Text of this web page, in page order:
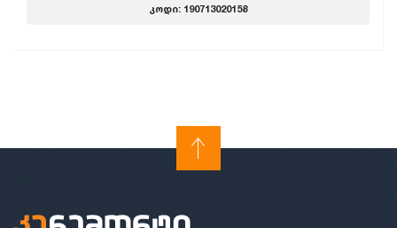
კოდი: 190713020158